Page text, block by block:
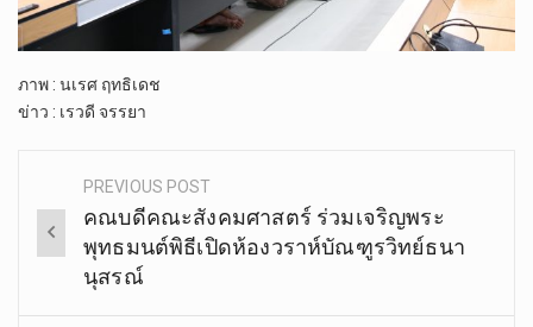
ภาพ : นเรศ ฤทธิเดช
ข่าว : เรวดี จรรยา
Post
navigation
PREVIOUS POST
คณบดี​คณะ​สังคม​ศาสตร์​ ร่วมเจริญ​พระ​
พุทธมนต์​พิธีเปิดห้อง​วราห์บัณฑูรวิทย์ธนา
นุสรณ์